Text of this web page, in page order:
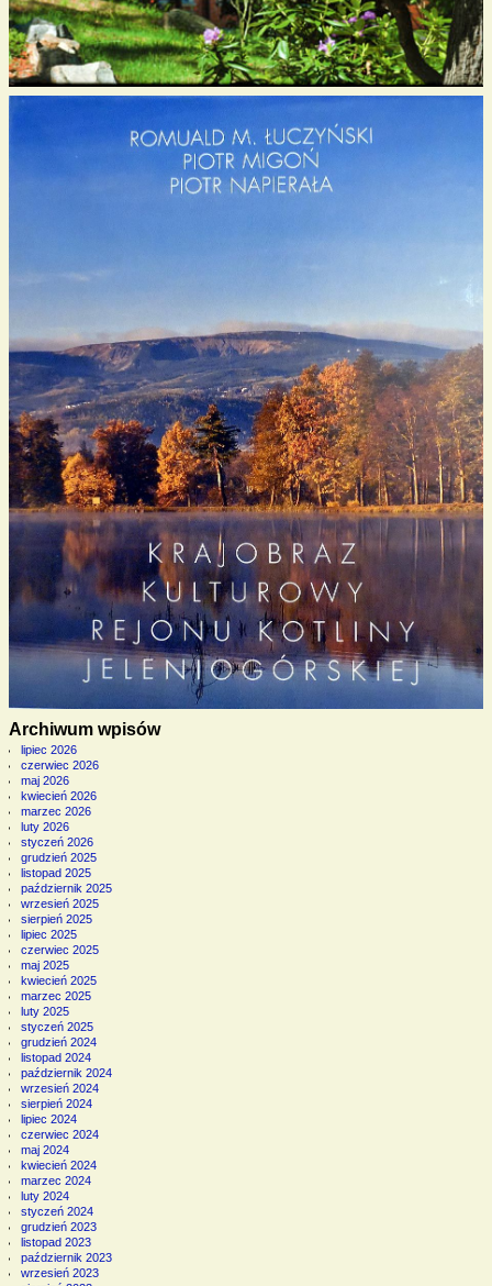
Archiwum wpisów
lipiec 2026
czerwiec 2026
maj 2026
kwiecień 2026
marzec 2026
luty 2026
styczeń 2026
grudzień 2025
listopad 2025
październik 2025
wrzesień 2025
sierpień 2025
lipiec 2025
czerwiec 2025
maj 2025
kwiecień 2025
marzec 2025
luty 2025
styczeń 2025
grudzień 2024
listopad 2024
październik 2024
wrzesień 2024
sierpień 2024
lipiec 2024
czerwiec 2024
maj 2024
kwiecień 2024
marzec 2024
luty 2024
styczeń 2024
grudzień 2023
listopad 2023
październik 2023
wrzesień 2023